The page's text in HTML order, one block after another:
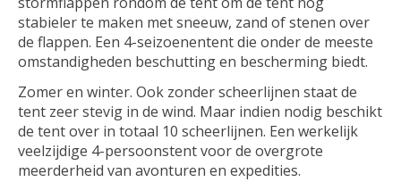
stabieler te maken met sneeuw, zand of stenen over
de flappen. Een 4-seizoenentent die onder de meeste
omstandigheden beschutting en bescherming biedt.
Zomer en winter. Ook zonder scheerlijnen staat de
tent zeer stevig in de wind. Maar indien nodig beschikt
de tent over in totaal 10 scheerlijnen. Een werkelijk
veelzijdige 4-persoonstent voor de overgrote
meerderheid van avonturen en expedities.